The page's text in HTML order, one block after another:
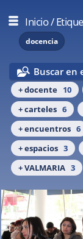
Inicio/
docencia
Buscar en
+ docente 10
+ carteles 6
+ encuentros 6
+ espacios 3
+ VALMARIA 3